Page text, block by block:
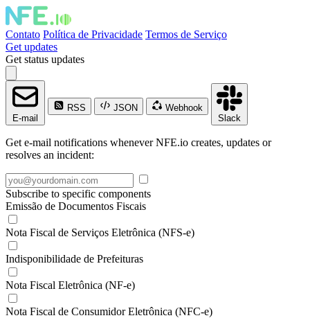
Contato Política de Privacidade Termos de Serviço
Get updates
Get status updates
E-mail
RSS JSON
Webhook
Slack
Get e-mail notifications whenever NFE.io creates, updates or
resolves an incident:
Subscribe to specific components
Emissão de Documentos Fiscais
Nota Fiscal de Serviços Eletrônica (NFS-e)
Indisponibilidade de Prefeituras
Nota Fiscal Eletrônica (NF-e)
Nota Fiscal de Consumidor Eletrônica (NFC-e)